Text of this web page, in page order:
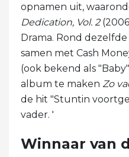
opnamen uit,
Dedication, Vol. 2
Drama. Rond
samen met Cash
(ook bekend als
album te maken Zo
de hit "Stuntin
vader. '
Winnaar van